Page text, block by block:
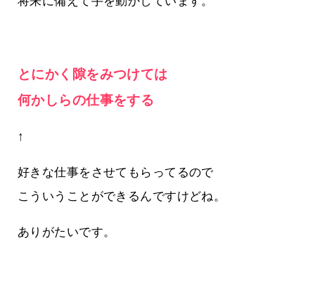
とにかく隙をみつけては
何かしらの仕事をする
↑
好きな仕事をさせてもらってるので
こういうことができるんですけどね。
ありがたいです。